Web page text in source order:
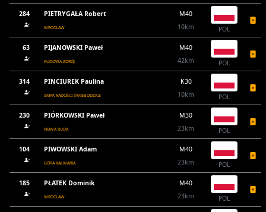
284 PIETRYGAŁA Robert
WROCŁAW
M40
10km
POL
63 PIJANOWSKI Paweł
KUDOWA-ZDRÓJ
M40
42km
POL
314 PINCIUREK Paulina
SMAK RADOŚCI ŚWIEBODZICE
K30
10km
POL
230 PIÓRKOWSKI Paweł
NOWA RUDA
M30
23km
POL
104 PIWOWSKI Adam
GÓRA KALWARIA
M40
23km
POL
185 PŁATEK Dominik
WROCŁAW
M40
23km
POL